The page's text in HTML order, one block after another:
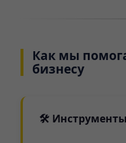
Как мы
бизнесу
🛠